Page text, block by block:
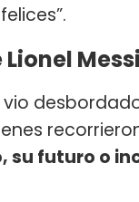
vio
su futuro o